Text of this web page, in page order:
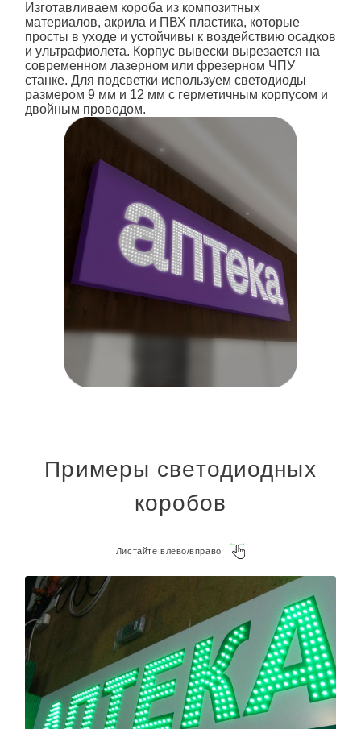
Изготавливаем короба из композитных
материалов, акрила и ПВХ пластика, которые
просты в уходе и устойчивы к воздействию осадков
и ультрафиолета. Корпус вывески вырезается на
современном лазерном или фрезерном ЧПУ
станке. Для подсветки используем светодиоды
размером 9 мм и 12 мм с герметичным корпусом и
двойным проводом.
Примеры светодиодных
коробов
Листайте влево/вправо